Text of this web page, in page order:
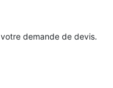
demande de devis.